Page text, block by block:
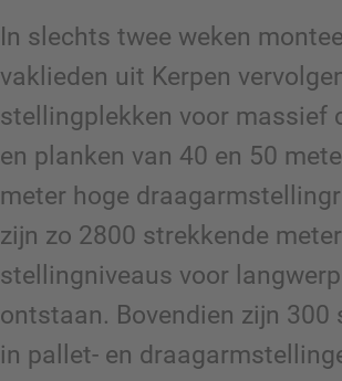
In slechts twee weken
vaklieden uit Kerpen
stellingplekken voor massief
en planken van 40 en 50
meter hoge
zijn zo 2800 strekkende
stellingniveaus voor
ontstaan. Bovendien zijn 300
in pallet- en